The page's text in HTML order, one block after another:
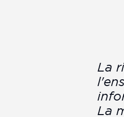
La
La